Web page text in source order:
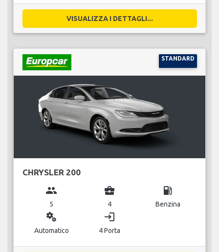
VISUALIZZA I DETTAGLI...
STANDARD
CHRYSLER 200
group
5
business_center
4
local_gas_station
Benzina
miscellaneous_services
Automatico
login
4 Porta